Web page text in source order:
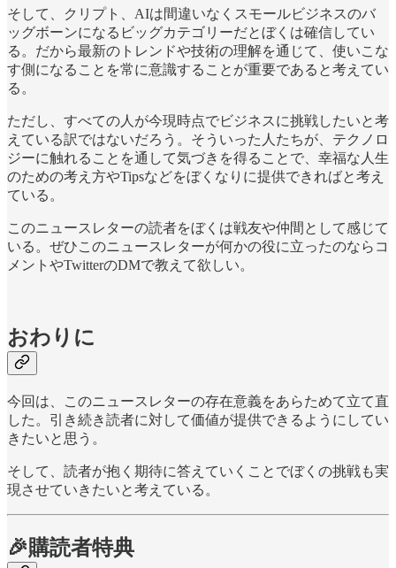
そして、クリプト、AIは間違いなくスモールビジネスのバ
ッグボーンになるビッグカテゴリーだとぼくは確信してい
る。だから最新のトレンドや技術の理解を通じて、使いこな
す側になることを常に意識することが重要であると考えてい
る。
ただし、すべての人が今現時点でビジネスに挑戦したいと考
えている訳ではないだろう。そういった人たちが、テクノロ
ジーに触れることを通して気づきを得ることで、幸福な人生
のための考え方やTipsなどをぼくなりに提供できればと考え
ている。
このニュースレターの読者をぼくは戦友や仲間として感じて
いる。ぜひこのニュースレターが何かの役に立ったのならコ
メントやTwitterのDMで教えて欲しい。
おわりに
今回は、このニュースレターの存在意義をあらためて立て直
した。引き続き読者に対して価値が提供できるようにしてい
きたいと思う。
そして、読者が抱く期待に答えていくことでぼくの挑戦も実
現させていきたいと考えている。
🎉購読者特典